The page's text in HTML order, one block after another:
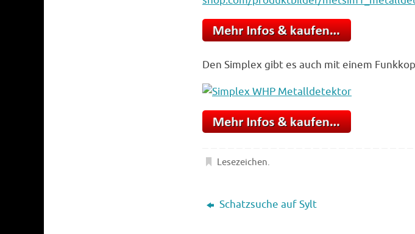
Den Simplex gibt es auch mit einem
Lesezeichen.
Schatzsuche auf Sylt